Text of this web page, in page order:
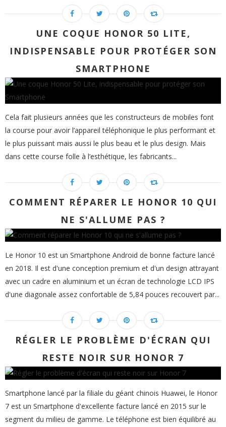
UNE COQUE HONOR 50 LITE,
INDISPENSABLE POUR PROTÉGER SON
SMARTPHONE
Cela fait plusieurs années que les constructeurs de mobiles font
la course pour avoir l’appareil téléphonique le plus performant et
le plus puissant mais aussi le plus beau et le plus design. Mais
dans cette course folle à l’esthétique, les fabricants...
COMMENT RÉPARER LE HONOR 10 QUI
NE S'ALLUME PAS ?
Le Honor 10 est un Smartphone Android de bonne facture lancé
en 2018. Il est d'une conception premium et d'un design attrayant
avec un cadre en aluminium et un écran de technologie LCD IPS
d'une diagonale assez confortable de 5,84 pouces recouvert par...
RÉGLER LE PROBLÈME D'ÉCRAN QUI
RESTE NOIR SUR HONOR 7
Smartphone lancé par la filiale du géant chinois Huawei, le Honor
7 est un Smartphone d'excellente facture lancé en 2015 sur le
segment du milieu de gamme. Le téléphone est bien équilibré au